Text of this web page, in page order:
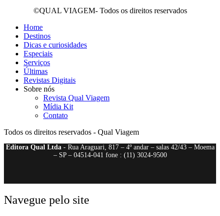
©QUAL VIAGEM- Todos os direitos reservados
Home
Destinos
Dicas e curiosidades
Especiais
Serviços
Últimas
Revistas Digitais
Sobre nós
Revista Qual Viagem
Mídia Kit
Contato
Todos os direitos reservados - Qual Viagem
Editora Qual Ltda- Rua Araguari, 817 – 4º andar – salas 42/43 – Moema
– SP – 04514-041 fone : (11) 3024-9500
Navegue pelo site